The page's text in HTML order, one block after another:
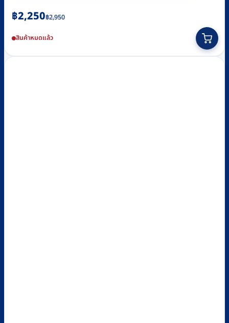
฿2,950
Original
was:
฿2,950.
฿2,250
Current
is:
฿2,250.
สินค้าหมดแล้ว